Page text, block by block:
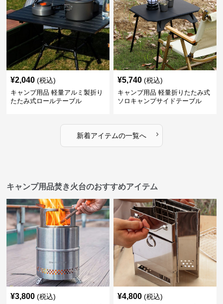
¥2,040 (税込)
キャンプ用品 軽量アルミ製折り
たたみ式ロールテーブル
¥5,740 (税込)
キャンプ用品 軽量折りたたみ式
ソロキャンプサイドテーブル
新着アイテムの一覧へ ›
キャンプ用品焚き火台のおすすめアイテム
¥3,800 (税込) ¥4,800 (税込)